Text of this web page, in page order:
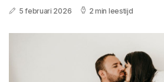
5 februari 2026 2 min leestijd